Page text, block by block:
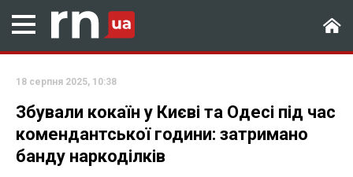
18 серпня 2025, 10:38
Збували кокаїн у Києві та Одесі під час
комендантської години: затримано
банду наркоділків